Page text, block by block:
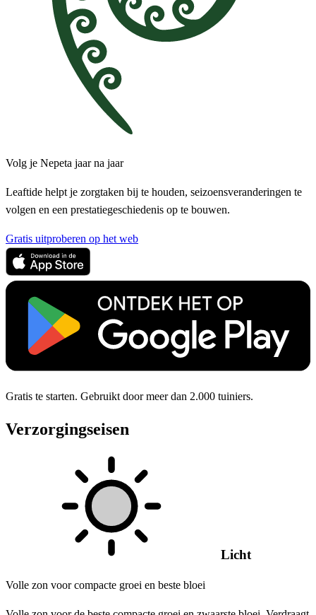
Volg je Nepeta jaar na jaar
Leaftide helpt je zorgtaken bij te houden, seizoensveranderingen te
volgen en een prestatiegeschiedenis op te bouwen.
Gratis uitproberen op het web
Gratis te starten. Gebruikt door meer dan 2.000 tuiniers.
Verzorgingseisen
Licht
Volle zon voor compacte groei en beste bloei